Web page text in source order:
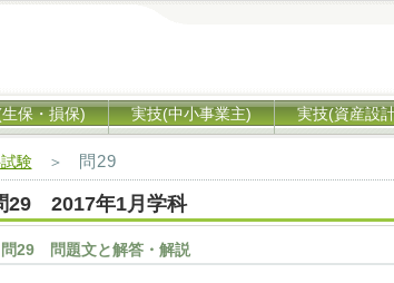
保・損保) 実技(中小事業主) 実技(資産設
験＞ 問29
29 2017年1月学科
問29 問題文と解答・解説